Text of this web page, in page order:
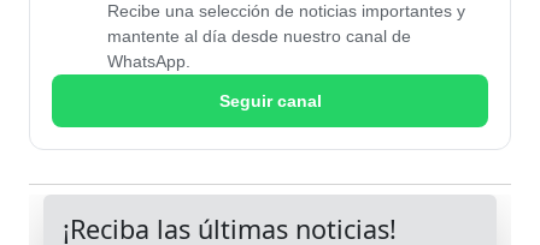
Recibe una selección de noticias importantes y
mantente al día desde nuestro canal de
WhatsApp.
Seguir canal